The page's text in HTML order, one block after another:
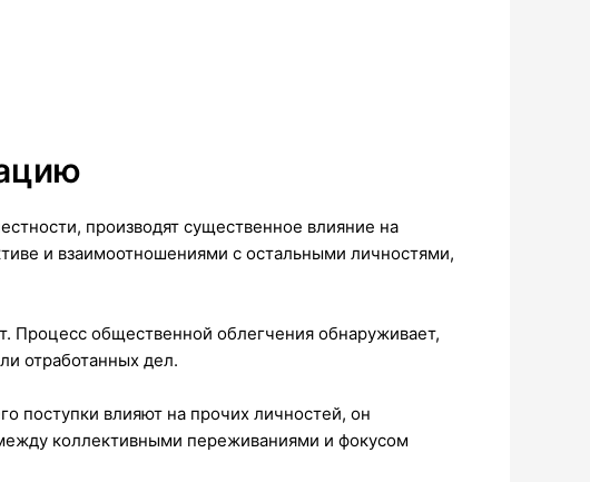
производят существенное влияние на
и взаимоотношениями с остальными личностями,
Процесс общественной облегчения обнаруживает,
отработанных дел.
поступки влияют на прочих личностей, он
коллективными переживаниями и фокусом